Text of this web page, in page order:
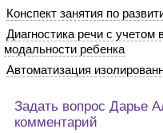
Конспект занятия по
Диагностика речи с
модальности ребенка
Автоматизация
Задать вопрос Дарье
комментарий